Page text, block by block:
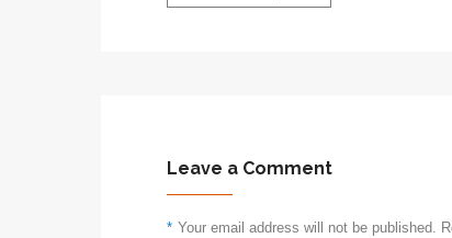
Leave a Comment
Your email address will not be published.
*